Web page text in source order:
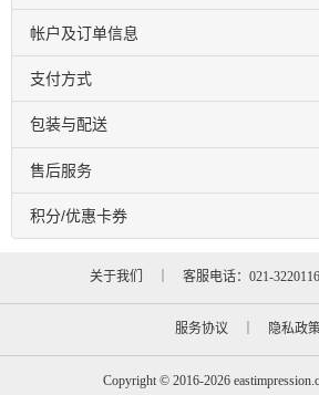
click to expand contents
帐户及订单信息
click to expand contents
支付方式
click to expand contents
包装与配送
click to expand contents
售后服务
click to expand contents
积分/优惠卡券
click to expand contents
关于我们 ｜ 客服电话：021-
服务协议 隐私政
Copyright © 2016-2026